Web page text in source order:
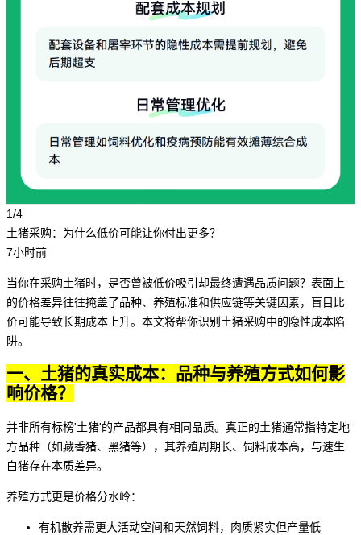
1/4
土猪采购：为什么低价可能让你付出更多？
7小时前
当你在采购土猪时，是否曾被低价吸引却最终遭遇品质问题？表面上
的价格差异往往掩盖了品种、养殖标准和供应链等关键因素，盲目比
价可能导致长期成本上升。本文将帮你识别土猪采购中的隐性成本陷
阱。
一、土猪的真实成本：品种与养殖方式如何影
响价格？
并非所有标榜'土猪'的产品都具有相同品质。真正的土猪通常指特定地
方品种（如藏香猪、 黑猪等），其养殖周期长、饲料成本高，与速生
白猪存在本质差异。
养殖方式更是价格分水岭：
有机散养需更大活动空间和天然饲料，肉质紧实但产量低